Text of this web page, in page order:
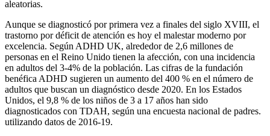
aleatorias.
Aunque se diagnosticó por primera vez a finales del siglo XVIII, el
trastorno por déficit de atención es hoy el malestar moderno por
excelencia. Según ADHD UK, alrededor de 2,6 millones de
personas en el Reino Unido tienen la afección, con una incidencia
en adultos del 3-4% de la población. Las cifras de la fundación
benéfica ADHD sugieren un aumento del 400 % en el número de
adultos que buscan un diagnóstico desde 2020. En los Estados
Unidos, el 9,8 % de los niños de 3 a 17 años han sido
diagnosticados con TDAH, según una encuesta nacional de padres.
utilizando datos de 2016-19.